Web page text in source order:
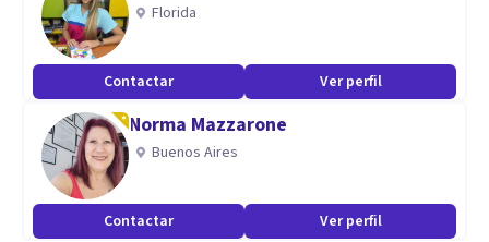
Florida
Contactar Ver perfil
Norma Mazzarone
Buenos Aires
Contactar Ver perfil